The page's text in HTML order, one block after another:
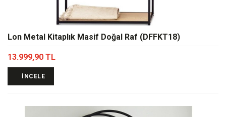
Lon Metal Kitaplık Masif Doğal Raf (DFFKT18)
13.999,90 TL
İNCELE